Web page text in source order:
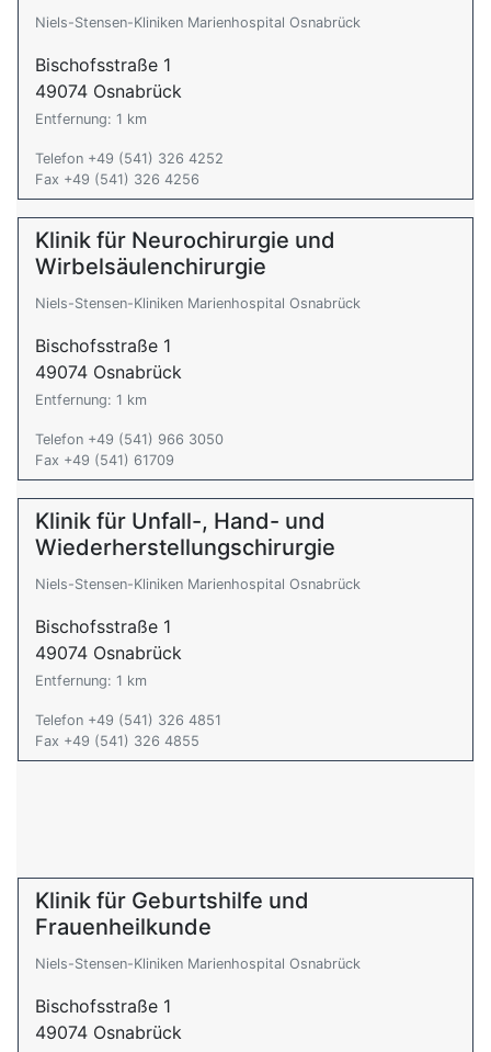
Niels-Stensen-Kliniken Marienhospital Osnabrück
Bischofsstraße 1
49074 Osnabrück
Entfernung: 1 km
Telefon +49 (541) 326 4252
Fax +49 (541) 326 4256
Klinik für Neurochirurgie und
Wirbelsäulenchirurgie
Niels-Stensen-Kliniken Marienhospital Osnabrück
Bischofsstraße 1
49074 Osnabrück
Entfernung: 1 km
Telefon +49 (541) 966 3050
Fax +49 (541) 61709
Klinik für Unfall-, Hand- und
Wiederherstellungschirurgie
Niels-Stensen-Kliniken Marienhospital Osnabrück
Bischofsstraße 1
49074 Osnabrück
Entfernung: 1 km
Telefon +49 (541) 326 4851
Fax +49 (541) 326 4855
Klinik für Geburtshilfe und
Frauenheilkunde
Niels-Stensen-Kliniken Marienhospital Osnabrück
Bischofsstraße 1
49074 Osnabrück